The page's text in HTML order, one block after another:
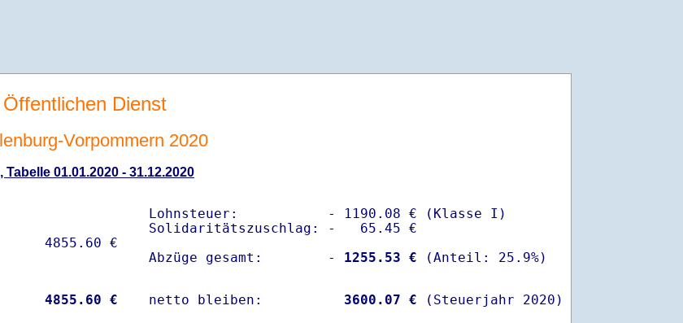
Dienst
Vorpommern 2020
01.01.2020 - 31.12.2020
Lohnsteuer:           - 1190.08 € (Klasse I)
Solidaritätszuschlag: -   65.45 €
Abzüge gesamt:        -
1255.53 €
4855.60 € netto bleiben: 3600.07 € (Steuerjahr 2020)